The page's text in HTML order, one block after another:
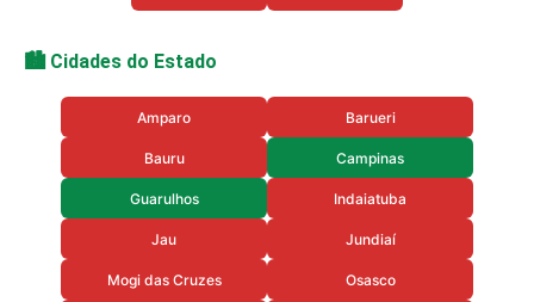
🏙️ Cidades do Estado
Amparo Barueri
Bauru Campinas
Guarulhos Indaiatuba
Jau Jundiaí
Mogi das Cruzes Osasco